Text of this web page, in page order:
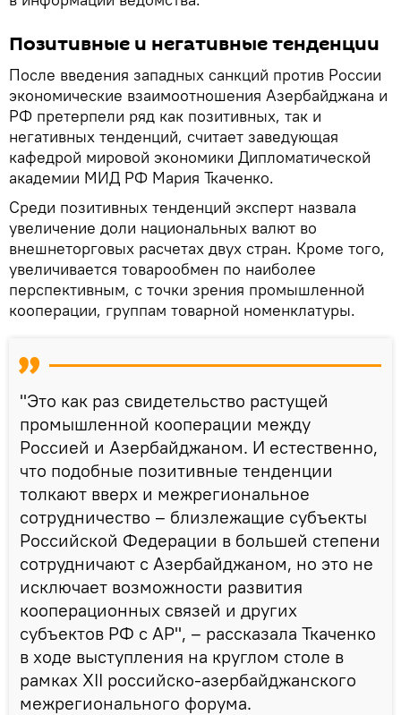
Позитивные и негативные тенденции
После введения западных санкций против России
экономические взаимоотношения Азербайджана и
РФ претерпели ряд как позитивных, так и
негативных тенденций, считает заведующая
кафедрой мировой экономики Дипломатической
академии МИД РФ Мария Ткаченко.
Среди позитивных тенденций эксперт назвала
увеличение доли национальных валют во
внешнеторговых расчетах двух стран. Кроме того,
увеличивается товарообмен по наиболее
перспективным, с точки зрения промышленной
кооперации, группам товарной номенклатуры.
"Это как раз свидетельство растущей
промышленной кооперации между
Россией и Азербайджаном. И естественно,
что подобные позитивные тенденции
толкают вверх и межрегиональное
сотрудничество – близлежащие субъекты
Российской Федерации в большей степени
сотрудничают с Азербайджаном, но это не
исключает возможности развития
кооперационных связей и других
субъектов РФ с АР", – рассказала Ткаченко
в ходе выступления на круглом столе в
рамках XII российско-азербайджанского
межрегионального форума.